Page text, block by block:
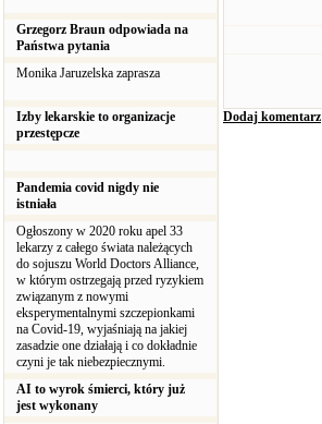
Grzegorz Braun odpowiada na
Państwa pytania
Monika Jaruzelska zaprasza
Izby lekarskie to organizacje
przestępcze
Pandemia covid nigdy nie
istniała
Ogłoszony w 2020 roku apel 33
lekarzy z całego świata należących
do sojuszu World Doctors Alliance,
w którym ostrzegają przed ryzykiem
związanym z nowymi
eksperymentalnymi szczepionkami
na Covid-19, wyjaśniają na jakiej
zasadzie one działają i co dokładnie
czyni je tak niebezpiecznymi.
AI to wyrok śmierci, który już
jest wykonany
Dodaj komentarz